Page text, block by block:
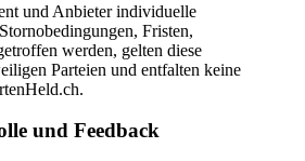
und Anbieter individuelle
Fristen,
werden, gelten diese
Parteien und entfalten keine
und Feedback